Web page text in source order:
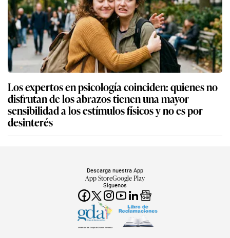
Los expertos en psicología coinciden: quienes no
disfrutan de los abrazos tienen una mayor
sensibilidad a los estímulos físicos y no es por
desinterés
Síguenos
Descarga nuestra App
App StoreGoogle Play
Miembro del Grupo de Diarios América